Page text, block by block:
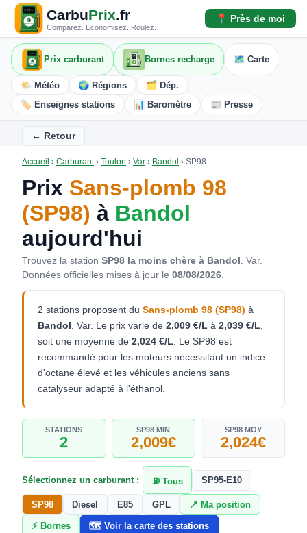
CarbuPrix.fr
Comparez. Économisez. Roulez.
📍 Près de moi
Prix carburant Bornes recharge 🗺️ Carte
🌤️ Météo 🌍 Régions
🗂️ Dép.
🏷️ Enseignes stations
📊 Baromètre 📰 Presse
← Retour
Accueil › Carburant› Toulon › Var › Bandol › SP98
Prix Sans-plomb 98
(SP98) à Bandol
aujourd'hui
Trouvez la station SP98 la moins chère à Bandol. Var.
Données officielles mises à jour le 08/08/2026.
2 stations proposent du Sans-plomb 98 (SP98) à
Bandol, Var. Le prix varie de 2,009 €/L à 2,039 €/L,
soit une moyenne de 2,024 €/L. Le SP98 est
recommandé pour les moteurs nécessitant un indice
d'octane élevé et les véhicules anciens sans
catalyseur adapté à l'éthanol.
STATIONS
2
SP98 MIN
2,009€
SP98 MOY
2,024€
Sélectionnez un carburant : ⛽ Tous SP95-E10
SP98 Diesel E85 GPL 📍 Ma position
⚡ Bornes 🗺️ Voir la carte des stations